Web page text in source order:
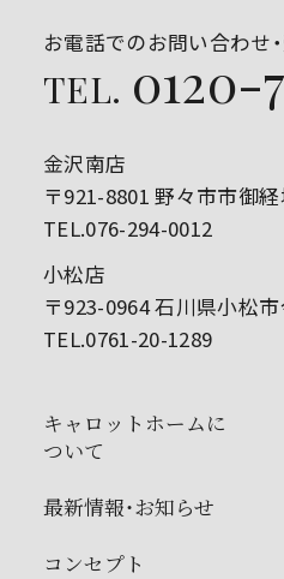
お電話でのお問い合わせ
TEL. 0120-
金沢南店
〒921-8801 野々市市御
TEL.076-294-0012
小松店
〒923-0964 石川県小松
TEL.0761-20-1289
キャロットホームに
ついて
最新情報・お知らせ
コンセプト